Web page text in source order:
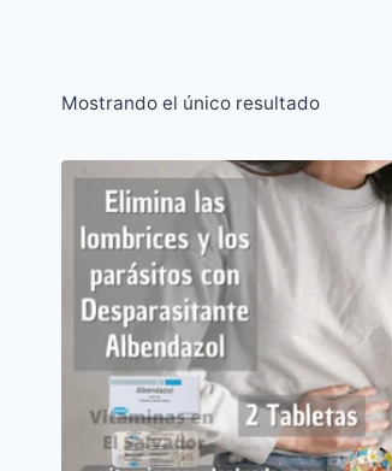
Mostrando el único resultado